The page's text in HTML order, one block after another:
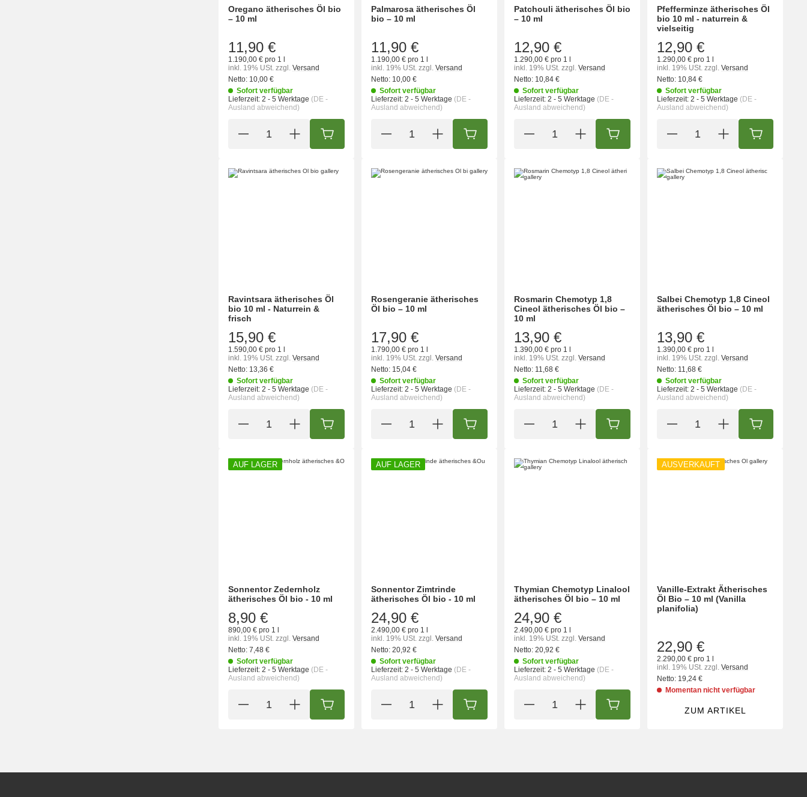
Oregano ätherisches Öl bio
– 10 ml
11,90 €
1.190,00 € pro 1 l
inkl. 19% USt. zzgl. Versand
Netto: 10,00 €
Sofort verfügbar
Lieferzeit: 2 - 5 Werktage (DE -
Ausland abweichend)
IN DEN WARENKORB
Palmarosa ätherisches Öl
bio – 10 ml
11,90 €
1.190,00 € pro 1 l
inkl. 19% USt. zzgl. Versand
Netto: 10,00 €
Sofort verfügbar
Lieferzeit: 2 - 5 Werktage (DE -
Ausland abweichend)
IN DEN WARENKORB
Patchouli ätherisches Öl bio
– 10 ml
12,90 €
1.290,00 € pro 1 l
inkl. 19% USt. zzgl. Versand
Netto: 10,84 €
Sofort verfügbar
Lieferzeit: 2 - 5 Werktage (DE -
Ausland abweichend)
IN DEN WARENKORB
Pfefferminze ätherisches Öl
bio 10 ml - naturrein &
vielseitig
12,90 €
1.290,00 € pro 1 l
inkl. 19% USt. zzgl. Versand
Netto: 10,84 €
Sofort verfügbar
Lieferzeit: 2 - 5 Werktage (DE -
Ausland abweichend)
IN DEN
Ravintsara ätherisches Öl
bio 10 ml - Naturrein &
frisch
15,90 €
1.590,00 € pro 1 l
inkl. 19% USt. zzgl. Versand
Netto: 13,36 €
Sofort verfügbar
Lieferzeit: 2 - 5 Werktage (DE -
Ausland abweichend)
IN DEN WARENKORB
Rosengeranie ätherisches
Öl bio – 10 ml
17,90 €
1.790,00 € pro 1 l
inkl. 19% USt. zzgl. Versand
Netto: 15,04 €
Sofort verfügbar
Lieferzeit: 2 - 5 Werktage (DE -
Ausland abweichend)
IN DEN WARENKORB
Rosmarin Chemotyp 1,8
Cineol ätherisches Öl bio –
10 ml
13,90 €
1.390,00 € pro 1 l
inkl. 19% USt. zzgl. Versand
Netto: 11,68 €
Sofort verfügbar
Lieferzeit: 2 - 5 Werktage (DE -
Ausland abweichend)
IN DEN WARENKORB
Salbei Chemotyp 1,8 Cineol
ätherisches Öl bio – 10 ml
13,90 €
1.390,00 € pro 1 l
inkl. 19% USt. zzgl. Versand
Netto: 11,68 €
Sofort verfügbar
Lieferzeit: 2 - 5 Werktage (DE -
Ausland abweichend)
IN DEN
AUF LAGER
Sonnentor Zedernholz
ätherisches Öl bio - 10 ml
8,90 €
890,00 € pro 1 l
inkl. 19% USt. zzgl. Versand
Netto: 7,48 €
Sofort verfügbar
Lieferzeit: 2 - 5 Werktage (DE -
Ausland abweichend)
IN DEN WARENKORB
AUF LAGER
Sonnentor Zimtrinde
ätherisches Öl bio - 10 ml
24,90 €
2.490,00 € pro 1 l
inkl. 19% USt. zzgl. Versand
Netto: 20,92 €
Sofort verfügbar
Lieferzeit: 2 - 5 Werktage (DE -
Ausland abweichend)
IN DEN WARENKORB
Thymian Chemotyp Linalool
ätherisches Öl bio – 10 ml
24,90 €
2.490,00 € pro 1 l
inkl. 19% USt. zzgl. Versand
Netto: 20,92 €
Sofort verfügbar
Lieferzeit: 2 - 5 Werktage (DE -
Ausland abweichend)
IN DEN WARENKORB
AUSVERKAUFT
Vanille-Extrakt Ätherisches
Öl Bio – 10 ml (Vanilla
planifolia)
22,90 €
2.290,00 € pro 1 l
inkl. 19% USt. zzgl. Versand
Netto: 19,24 €
Momentan nicht verfügbar
ZUM ARTIKEL